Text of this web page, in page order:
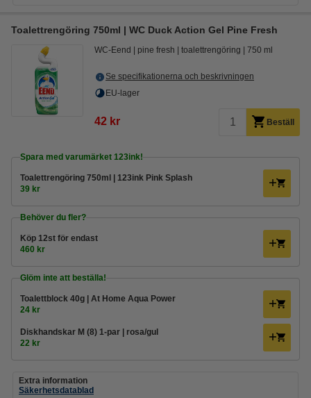
Toalettrengöring 750ml | WC Duck Action Gel Pine Fresh
WC-Eend pine fresh toalettrengöring 750 ml
Se specifikationerna och beskrivningen
EU-lager
42 kr Beställ
Spara med varumärket 123ink!
Toalettrengöring 750ml | 123ink Pink Splash
39 kr
Behöver du fler?
Köp 12st för endast
460 kr
Glöm inte att beställa!
Toalettblock 40g | At Home Aqua Power
24 kr
Diskhandskar M (8) 1-par | rosa/gul
22 kr
Extra information
Säkerhetsdatablad